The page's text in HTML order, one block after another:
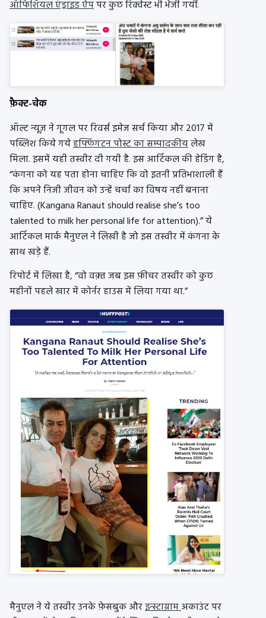
ऑफिशियल एंड्राइड ऐपपर कुछ रिक्वेस्ट भी भेजी गयीं.
फ़ैक्ट-चेक
ऑल्ट न्यूज़ ने गूगल पर रिवर्स इमेज सर्च किया और 2017 में
पब्लिश किये गयेहफ्फिंगटन पोस्ट का सम्पादकीयलेख
मिला. इसमें यही तस्वीर दी गयी है. इस आर्टिकल की हेडिंग है,
“कंगना को यह पता होना चाहिए कि वो इतनी प्रतिभाशाली हैं
कि अपने निजी जीवन को उन्हें चर्चा का विषय नहीं बनाना
चाहिए. (Kangana Ranaut should realise she’s too
talented to milk her personal life for attention).” ये
आर्टिकल मार्क मैनुएल ने लिखी है जो इस तस्वीर में कंगना के
साथ खड़े हैं.
रिपोर्ट में लिखा है, “वो वक़्त जब इस फ़ीचर तस्वीर को कुछ
महीनों पहले खार में कोर्नर हाउस में लिया गया था.”
मैनुएल ने ये तस्वीर उनके फ़ेसबुक औरइन्स्टाग्रामअकाउंट पर